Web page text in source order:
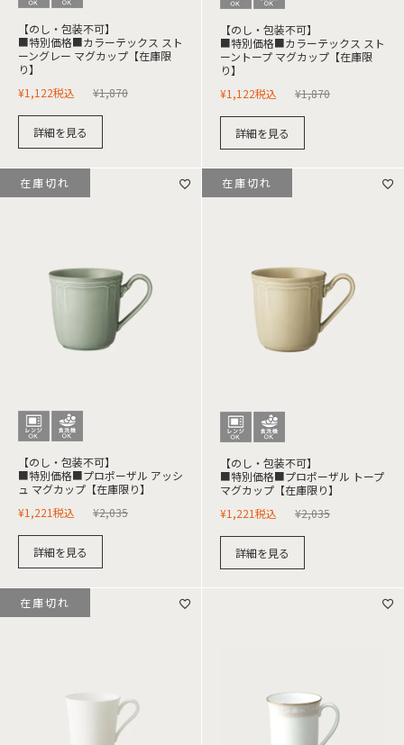
【のし・包装不可】
■特別価格■カラーテックス スト
ーングレー マグカップ【在庫限
り】
¥1,870
¥1,122税込
詳細を見る
【のし・包装不可】
■特別価格■カラーテックス スト
ーントープ マグカップ【在庫限
り】
¥1,870
¥1,122税込
詳細を見る
【のし・包装不可】
■特別価格■プロポーザル アッシ
ュ マグカップ【在庫限り】
¥2,035
¥1,221税込
詳細を見る
在庫切れ
【のし・包装不可】
■特別価格■プロポーザル トープ
マグカップ【在庫限り】
¥2,035
¥1,221税込
詳細を見る
在庫切れ
在庫切れ